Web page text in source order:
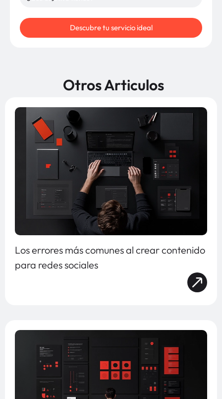
Descubre tu servicio ideal
Otros Articulos
Los errores más comunes al crear contenido
para redes sociales